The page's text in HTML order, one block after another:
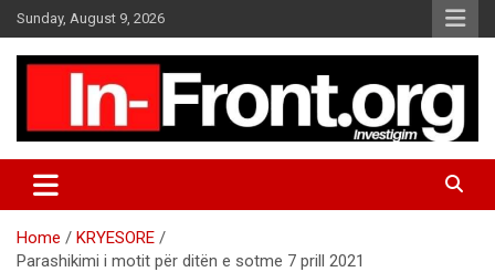
k
Sunday, August 9, 2026
Home
KRYESORE
Parashikimi i motit për ditën e sotme 7 prill 2021